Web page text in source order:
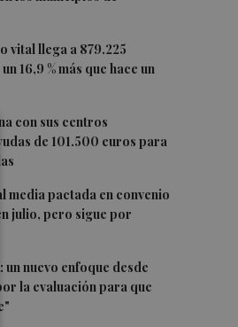
vital llega a 879.225
16,9 % más que hace un
con sus centros
de 101.500 euros para
media pactada en convenio
julio, pero sigue por
un nuevo enfoque desde
la evaluación para que